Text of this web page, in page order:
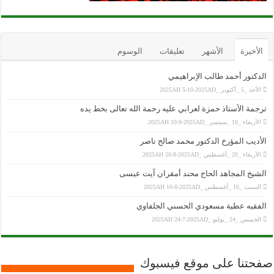
الأخيرة الأشهر تعليقات الوسوم
الدكتور أحمد طالب الإبراهيمي
الأحد _5 _أكتوبر _2025AH 5-10-2025AD
ترجمة الأستاذ حمزة لعرابي عليه رحمة الله تعالى بخط يده
الأربعاء _10 _سبتمبر _2025AH 10-9-2025AD
الأديب المؤرخ الدكتور محمد صالح ناصر
الأربعاء _20 _أغسطس _2025AH 20-8-2025AD
الشيخ المجاهد الحاج محند أمقران آيت عيسى
السبت _16 _أغسطس _2025AH 16-8-2025AD
الفقيه عطية مسعودي الحسني الجلفاوي
الخميس _24 _يوليو _2025AH 24-7-2025AD
صفحتنا على موقع فيسبوك